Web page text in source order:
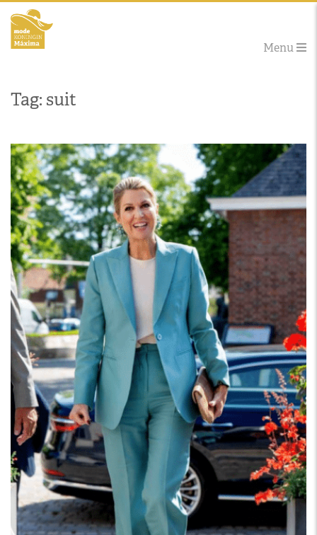
Menu
Tag: suit